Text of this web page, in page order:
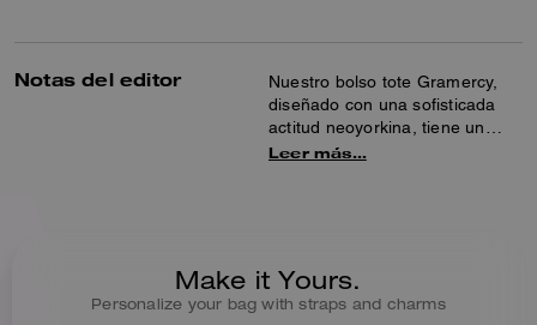
Notas del editor
Nuestro bolso tote Gramercy,
diseñado con una sofisticada
actitud neoyorkina, tiene un
estilo minimalista perfecto para
guardar pequeños objetos
imprescindibles, espacio para
Leer más…
Make it Yours.
Personalize your bag with straps and charms